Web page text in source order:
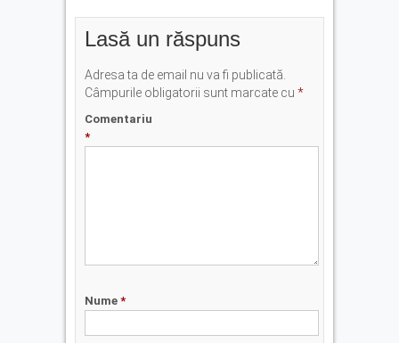
Lasă un răspuns
Adresa ta de email nu va fi publicată.
Câmpurile obligatorii sunt marcate cu *
Comentariu
*
Nume *